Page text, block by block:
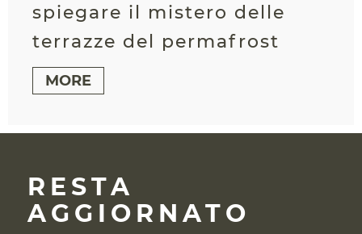
spiegare il mistero delle
terrazze del permafrost
MORE
RESTA
AGGIORNATO